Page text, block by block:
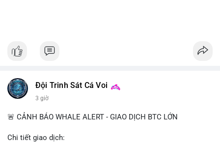
Đội Trinh Sát Cá Voi
3 giờ
🚨 CẢNH BÁO WHALE ALERT - GIAO DỊCH BTC LỚN
Chi tiết giao dịch: